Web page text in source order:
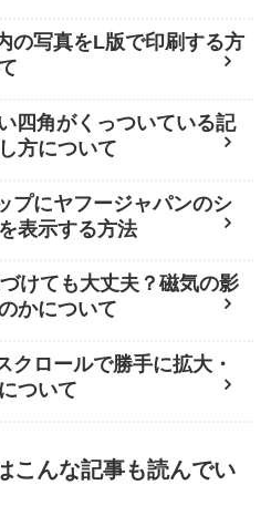
の写真をL版で印刷する方
角がくっついている記
方について
プにヤフージャパンのシ
表示する方法
けても大丈夫？磁気の影
かについて
ロールで勝手に拡大・
ついて
こんな記事も読んでい